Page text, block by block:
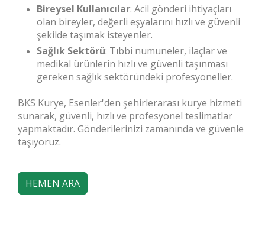
Bireysel Kullanıcılar: Acil gönderi ihtiyaçları
olan bireyler, değerli eşyalarını hızlı ve güvenli
şekilde taşımak isteyenler.
Sağlık Sektörü: Tıbbi numuneler, ilaçlar ve
medikal ürünlerin hızlı ve güvenli taşınması
gereken sağlık sektöründeki profesyoneller.
BKS Kurye, Esenler'den şehirlerarası kurye hizmeti
sunarak, güvenli, hızlı ve profesyonel teslimatlar
yapmaktadır. Gönderilerinizi zamanında ve güvenle
taşıyoruz.
HEMEN ARA